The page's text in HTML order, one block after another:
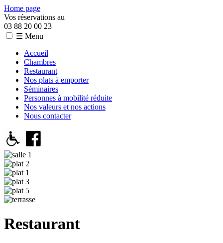
Home page
Vos réservations au
03 88 20 00 23
☰ Menu
Accueil
Chambres
Restaurant
Nos plats à emporter
Séminaires
Personnes à mobilité réduite
Nos valeurs et nos actions
Nous contacter
Restaurant